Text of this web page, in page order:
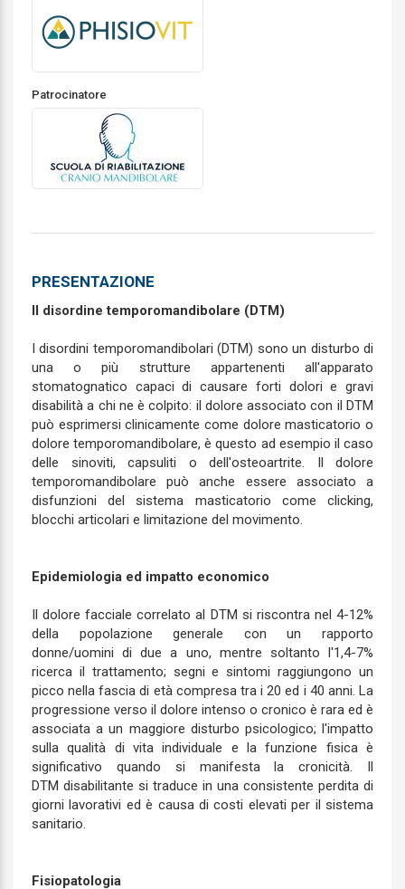
Patrocinatore
PRESENTAZIONE
Il disordine temporomandibolare (DTM)
I disordini temporomandibolari (DTM) sono un disturbo di
una o più strutture appartenenti all'apparato
stomatognatico capaci di causare forti dolori e gravi
disabilità a chi ne è colpito: il dolore associato con il DTM
può esprimersi clinicamente come dolore masticatorio o
dolore temporomandibolare, è questo ad esempio il caso
delle sinoviti, capsuliti o dell'osteoartrite. Il dolore
temporomandibolare può anche essere associato a
disfunzioni del sistema masticatorio come clicking,
blocchi articolari e limitazione del movimento.
Epidemiologia ed impatto economico
Il dolore facciale correlato al DTM si riscontra nel 4-12%
della popolazione generale con un rapporto
donne/uomini di due a uno, mentre soltanto l'1,4-7%
ricerca il trattamento; segni e sintomi raggiungono un
picco nella fascia di età compresa tra i 20 ed i 40 anni. La
progressione verso il dolore intenso o cronico è rara ed è
associata a un maggiore disturbo psicologico; l'impatto
sulla qualità di vita individuale e la funzione fisica è
significativo quando si manifesta la cronicità. Il
DTM disabilitante si traduce in una consistente perdita di
giorni lavorativi ed è causa di costi elevati per il sistema
sanitario.
Fisiopatologia